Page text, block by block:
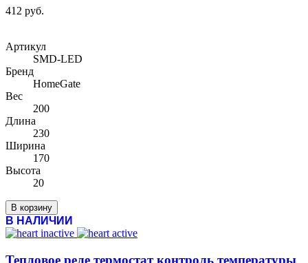
412 руб.
Артикул
SMD-LED
Бренд
HomeGate
Вес
200
Длина
230
Ширина
170
Высота
20
В корзину
В НАЛИЧИИ
Тепловое реле термостат контроль температуры